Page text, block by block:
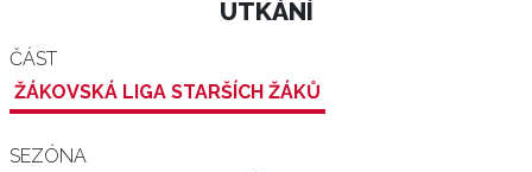
UTKÁNÍ
ČÁST
ŽÁKOVSKÁ LIGA STARŠÍCH ŽÁKŮ
SEZÓNA